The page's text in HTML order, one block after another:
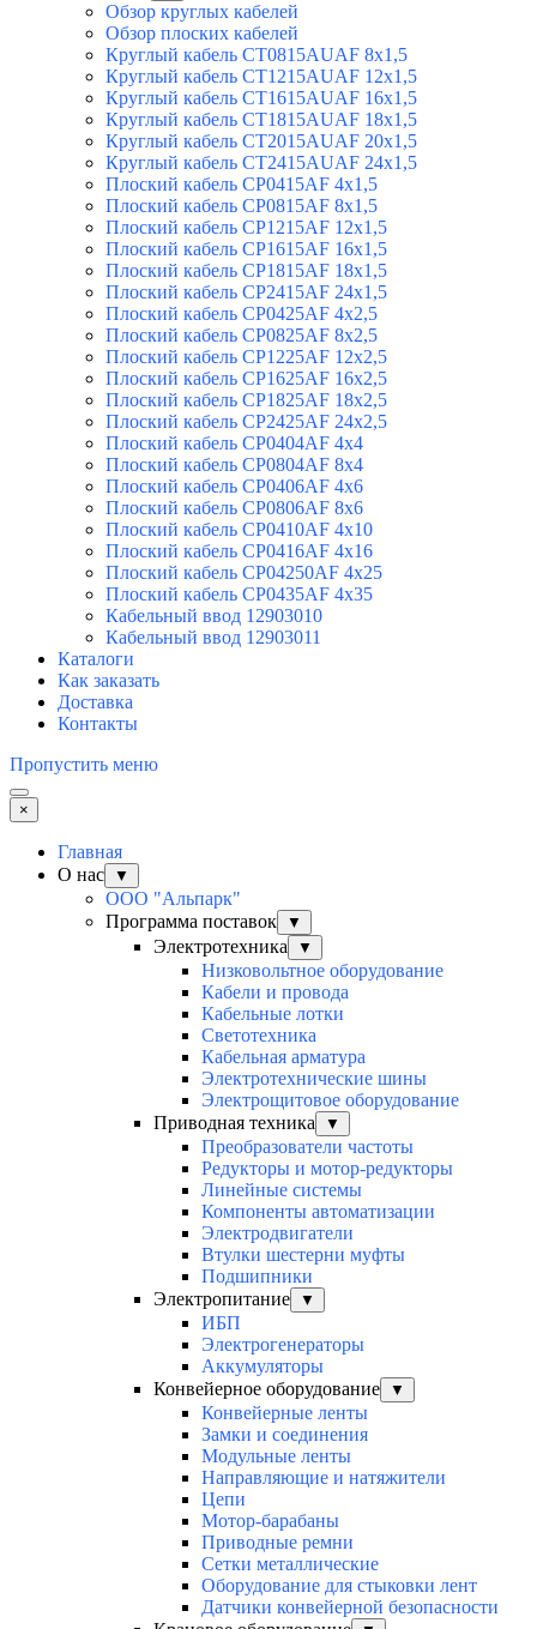
Обзор круглых кабелей
Обзор плоских кабелей
Круглый кабель CT0815AUAF 8х1,5
Круглый кабель CT1215AUAF 12х1,5
Круглый кабель CT1615AUAF 16х1,5
Круглый кабель CT1815AUAF 18х1,5
Круглый кабель CT2015AUAF 20х1,5
Круглый кабель CT2415AUAF 24х1,5
Плоский кабель CP0415AF 4х1,5
Плоский кабель CP0815AF 8х1,5
Плоский кабель CP1215AF 12х1,5
Плоский кабель CP1615AF 16х1,5
Плоский кабель CP1815AF 18х1,5
Плоский кабель CP2415AF 24х1,5
Плоский кабель CP0425AF 4х2,5
Плоский кабель CP0825AF 8х2,5
Плоский кабель CP1225AF 12х2,5
Плоский кабель CP1625AF 16х2,5
Плоский кабель CP1825AF 18х2,5
Плоский кабель CP2425AF 24х2,5
Плоский кабель CP0404AF 4х4
Плоский кабель CP0804AF 8х4
Плоский кабель CP0406AF 4х6
Плоский кабель CP0806AF 8х6
Плоский кабель CP0410AF 4х10
Плоский кабель CP0416AF 4x16
Плоский кабель CP04250AF 4х25
Плоский кабель CP0435AF 4х35
Кабельный ввод 12903010
Кабельный ввод 12903011
Каталоги
Как заказать
Доставка
Контакты
Пропустить меню
×
Главная
О нас
▼
ООО "Альпарк"
Программа поставок
▼
Электротехника ▼
Низковольтное оборудование
Кабели и провода
Кабельные лотки
Светотехника
Кабельная арматура
Электротехнические шины
Электрощитовое оборудование
Приводная техника
▼
Преобразователи частоты
Редукторы и мотор-редукторы
Линейные системы
Компоненты автоматизации
Электродвигатели
Втулки шестерни муфты
Подшипники
Электропитание
▼
ИБП
Электрогенераторы
Аккумуляторы
Конвейерное оборудование
▼
Конвейерные ленты
Замки и соединения
Модульные ленты
Направляющие и натяжители
Цепи
Мотор-барабаны
Приводные ремни
Сетки металлические
Оборудование для стыковки лент
Датчики конвейерной безопасности